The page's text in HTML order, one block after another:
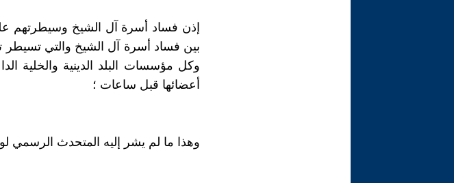
إذن فساد أسرة آل الشيخ وسيطرتهم
بين فساد أسرة آل الشيخ والتي تسيطر
وكل مؤسسات البلد الدينية والخلية
أعضائها قبل ساعات ؛
وهذا ما لم يشر إليه المتحدث الرسمي